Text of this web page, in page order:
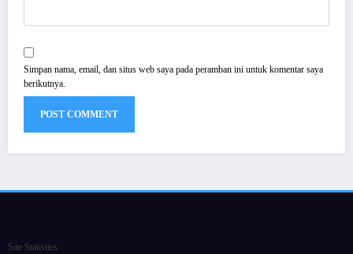
Simpan nama, email, dan situs web saya pada peramban ini untuk komentar saya
berikutnya.
Site Statistics